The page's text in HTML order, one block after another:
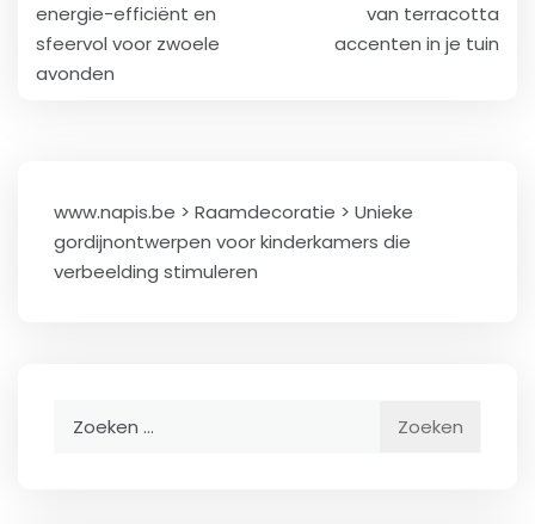
energie-efficiënt en
sfeervol voor zwoele
avonden
van terracotta
accenten in je tuin
www.napis.be > Raamdecoratie > Unieke
gordijnontwerpen voor kinderkamers die
verbeelding stimuleren
Zoeken